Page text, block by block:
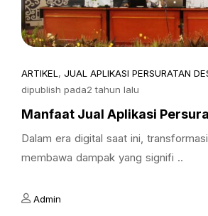
ARTIKEL , JUAL APLIKASI PERSURATAN
dipublish pada2 tahun lalu
Manfaat Jual Aplikasi
Dalam era digital saat ini,
membawa dampak yang signifi ..
Admin